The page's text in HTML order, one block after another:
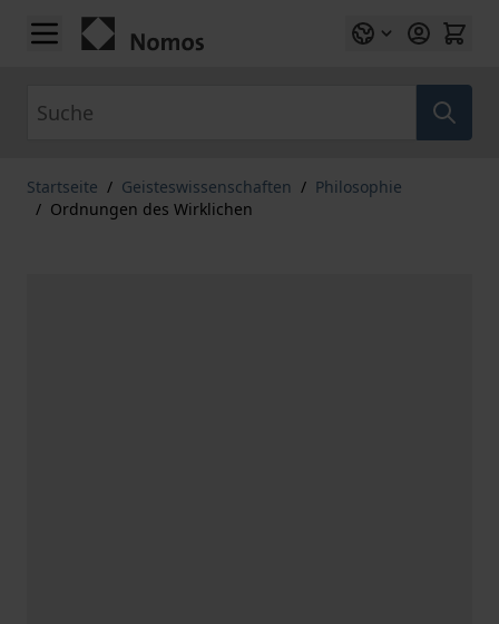
Zum Inhalt springen
Startseite / Geisteswissenschaften / Philosophie
/ Ordnungen des Wirklichen